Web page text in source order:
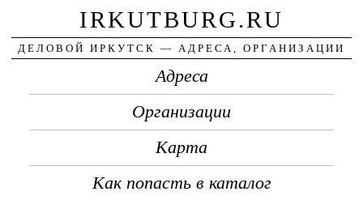
IRKUTBURG.RU
ДЕЛОВОЙ ИРКУТСК — АДРЕСА, ОРГАНИЗАЦИИ
Адреса
Организации
Карта
Как попасть в каталог